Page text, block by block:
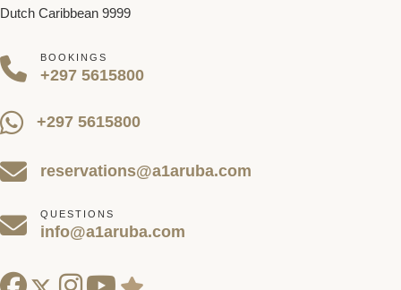
Dutch Caribbean 9999
BOOKINGS
+297 5615800
+297 5615800
reservations@a1aruba.com
QUESTIONS
info@a1aruba.com